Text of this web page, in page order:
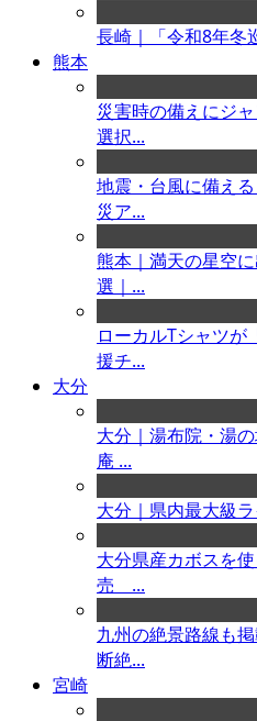
長崎｜「令和8年冬
熊本
災害時の備えにジ
選択...
地震・台風に備え
災ア...
熊本｜満天の星空
選｜...
ローカルTシャツが
援チ...
大分
大分｜湯布院・湯
庵 ...
大分｜県内最大級
大分県産カボスを
売 ...
九州の絶景路線も
断絶...
宮崎